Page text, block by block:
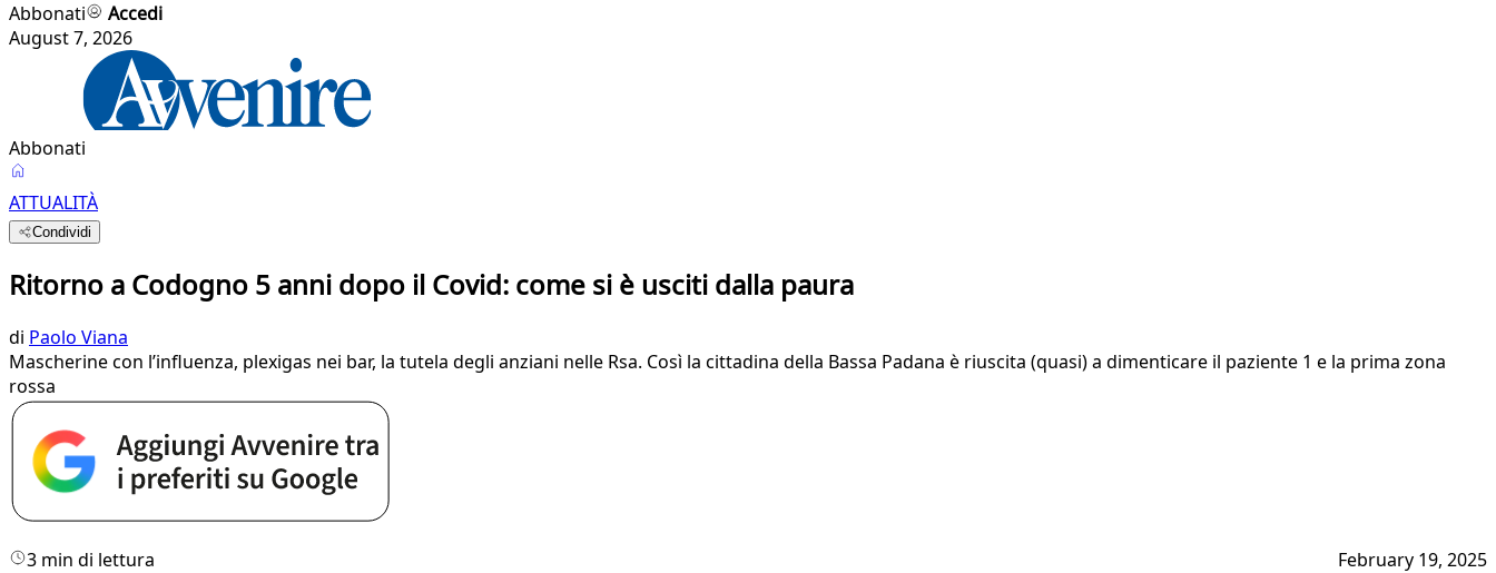
Abbonati
Accedi
August 7, 2026
Abbonati
ATTUALITÀ
Condividi
Ritorno a Codogno 5 anni dopo il Covid: come si è usciti dalla paura
di Paolo Viana
Mascherine con l’influenza, plexigas nei bar, la tutela degli anziani nelle Rsa. Così la cittadina della Bassa Padana è riuscita (quasi) a dimenticare il paziente 1 e la prima zona
rossa
3 min di lettura February 19, 2025